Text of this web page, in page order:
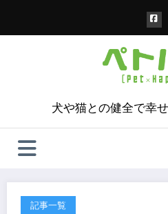
犬や猫との健全で幸
記事一覧